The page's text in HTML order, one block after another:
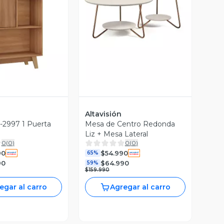
1 Puerta
0(0)
al carro
Vista Previa
Altavisión
Mesa de Centro Redonda
Liz + Mesa Lateral
0(0)
65% $54.990
59% $64.990
$159.990
Agregar al carro